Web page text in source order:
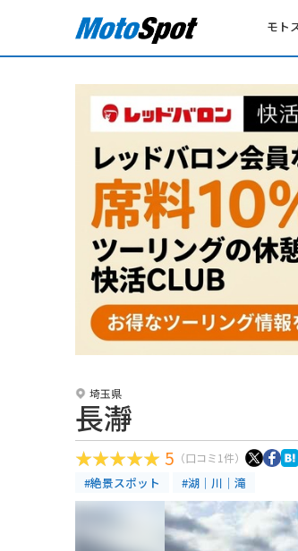
モト
埼玉県
長瀞
5 （口コミ1件）
#絶景スポット #湖｜川｜滝